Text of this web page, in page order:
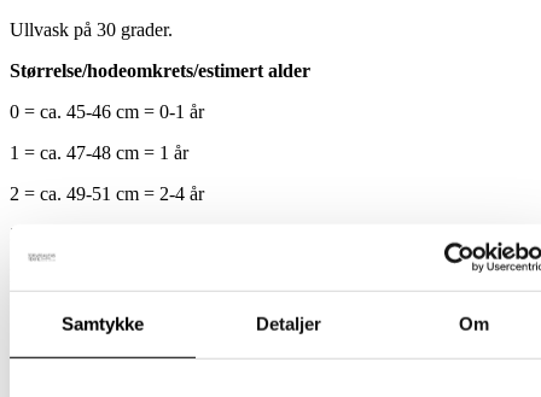
Samtykke Detaljer Om
Ullvask på 30 grader.
Størrelse/hodeomkrets/estimert alder
0 = ca. 45-46 cm = 0-1 år
1 = ca. 47-48 cm = 1 år
2 = ca. 49-51 cm = 2-4 år
3 = ca. 52-53 cm = 5-8 år
Storlek -
Hjälmmössa
Størrelse 0 (0-1 år), Størrelse 1 (1 år), Størrelse 2
(2-4 år), Størrelse 3 (5-8 år)